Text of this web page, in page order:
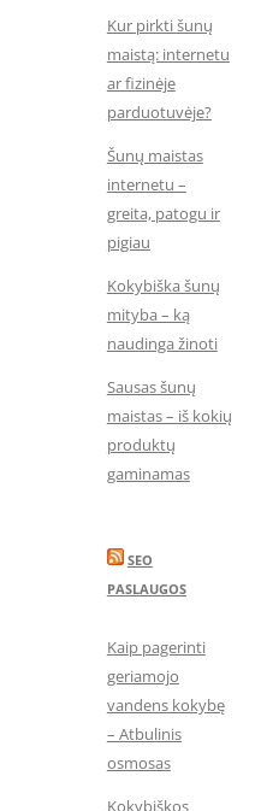
Kur pirkti šunų
maistą: internetu
ar fizinėje
parduotuvėje?
Šunų maistas
internetu –
greita, patogu ir
pigiau
Kokybiška šunų
mityba – ką
naudinga žinoti
Sausas šunų
maistas – iš kokių
produktų
gaminamas
SEO
PASLAUGOS
Kaip pagerinti
geriamojo
vandens kokybę
– Atbulinis
osmosas
Kokybiškos